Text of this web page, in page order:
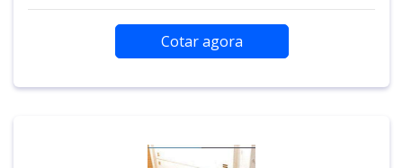
Cotar agora